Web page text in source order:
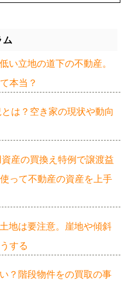
ム
い立地の道下の不動産。
本当？
は？空き家の現状や動向
資産の買換え特例で譲渡益
って不動産の資産を上手
地は要注意。崖地や傾斜
する
？階段物件をの買取の事